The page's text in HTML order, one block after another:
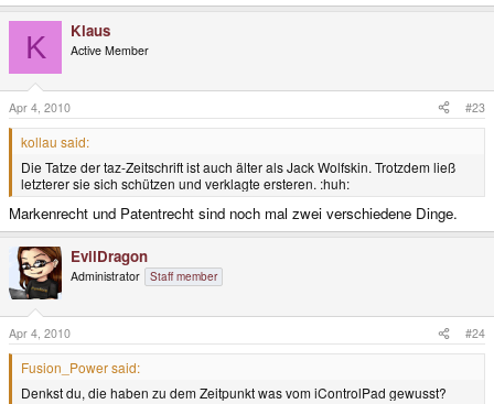
K Klaus
Active Member
Apr 4, 2010 #23
kollau said:
Die Tatze der taz-Zeitschrift ist auch älter als Jack Wolfskin. Trotzdem ließ
letzterer sie sich schützen und verklagte ersteren. :huh:
Markenrecht und Patentrecht sind noch mal zwei verschiedene Dinge.
EvilDragon
Administrator Staff member
Apr 4, 2010 #24
Fusion_Power said:
Denkst du, die haben zu dem Zeitpunkt was vom iControlPad gewusst?